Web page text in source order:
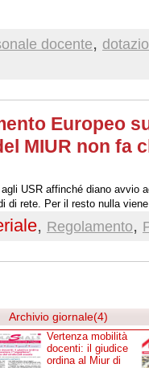
docente,
Europeo
MIUR non fa
USR affinché diano avvio
di rete. Per il resto nulla
, Regolamento,
Archivio giornale(4)
Vertenza mobilità
docenti: il giudice
ordina al Miur di